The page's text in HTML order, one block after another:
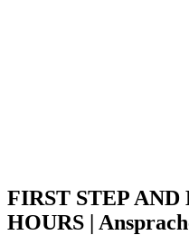
FIRST STEP
HOURS |